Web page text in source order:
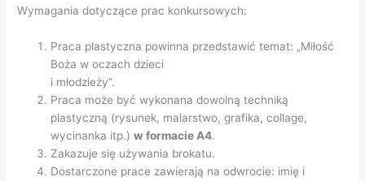
Wymagania dotyczące prac konkursowych:
Praca plastyczna powinna przedstawić temat: „Miłość
Boża w oczach dzieci
i młodzieży”.
Praca może być wykonana dowolną techniką
plastyczną (rysunek, malarstwo, grafika, collage,
wycinanka itp.)w formacie A4.
Zakazuje się używania brokatu.
Dostarczone prace zawierają na odwrocie: imię i